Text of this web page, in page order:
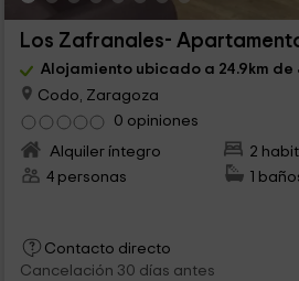
Los Zafranales-
Alojamiento ubicado a 24.9km de
Codo, Zaragoza
0 opiniones
Alquiler íntegro
2
4 personas
1
Contacto directo
Cancelación 30 días antes